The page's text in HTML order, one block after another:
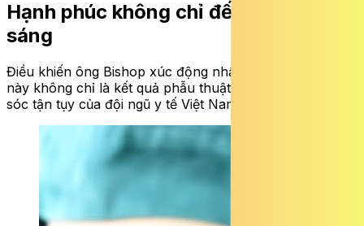
Hạnh phúc không chỉ đến từ đôi mắt
sáng
Điều khiến ông Bishop xúc động nhất trong hành trình
này không chỉ là kết quả phẫu thuật mà còn là sự chăm
sóc tận tụy của đội ngũ y tế Việt Nam.